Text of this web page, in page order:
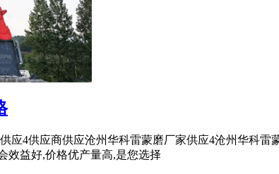
应4供应商供应沧州华科雷蒙磨厂家供应4沧州华科
效益好,价格优产量高,是您选择